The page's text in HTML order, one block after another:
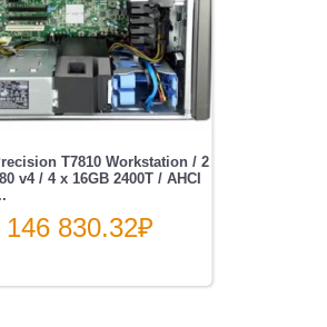
T7810 Workstation / 2
v4 / 4 x 16GB 2400T / AHCI
146 830.32₽